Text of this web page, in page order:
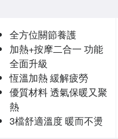
全方位關節養護
加熱+按摩二合一 功能
全面升級
恆溫加熱 緩解疲勞
優質材料 透氣保暖又聚
熱
3檔舒適溫度 暖而不燙